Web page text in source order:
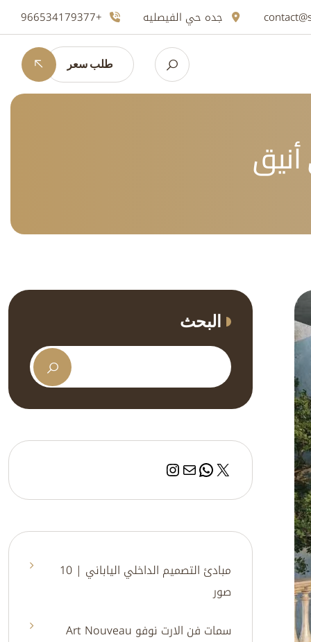
جده حي الفيصليه +966534179377
طلب سعر
البحث
إكسواتساب
بريد
مبادئ التصميم الداخلي الياباني | 10
صور
سمات فن الارت نوفو Art Nouveau